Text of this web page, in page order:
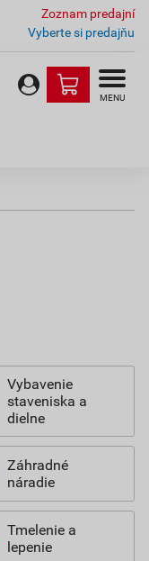
Zoznam predajní
Vyberte si predajňu
MENU
Vybavenie
staveniska a
dielne
Záhradné
náradie
Tmelenie a
lepenie